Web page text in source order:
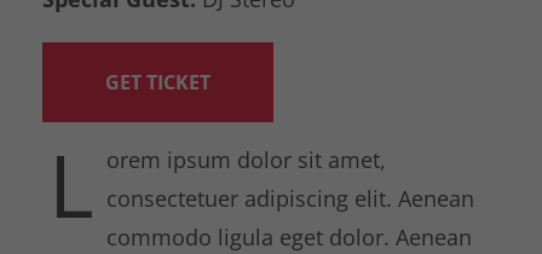
GET TICKET
L orem ipsum dolor sit amet,
consectetuer adipiscing elit. Aenean
commodo ligula eget dolor. Aenean